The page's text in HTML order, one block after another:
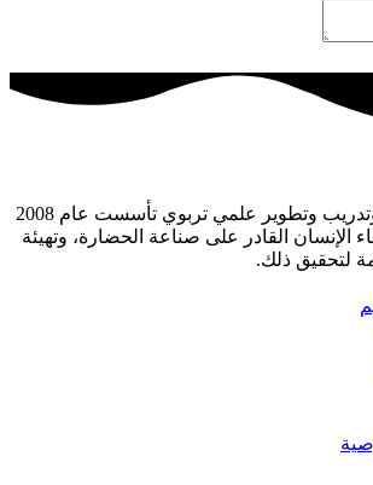
تفكر مؤسسة بحث وتدريب وتطوير علمي تربوي تأسست عام 2008
الإنسان القادر على صناعة الحضارة، وتهيئة
لتحقيق ذلك.